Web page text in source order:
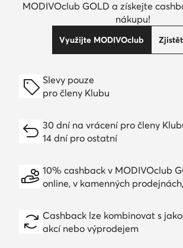
MODIVOclub GOLD a získejte
nákupu!
Využijte MODIVOclub
Slevy pouze
pro členy Klubu
30 dní na vrácení pro členy
14 dní pro ostatní
10% cashback v MODIVOclub
online, v kamenných
Cashback lze kombinovat s
akcí nebo výprodejem